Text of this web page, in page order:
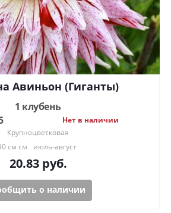
Георгина Авиньон (Гиганты)
1 клубень
Нет в наличии
Крупноцветковая
см см
июль-август
20.83руб.
о наличии